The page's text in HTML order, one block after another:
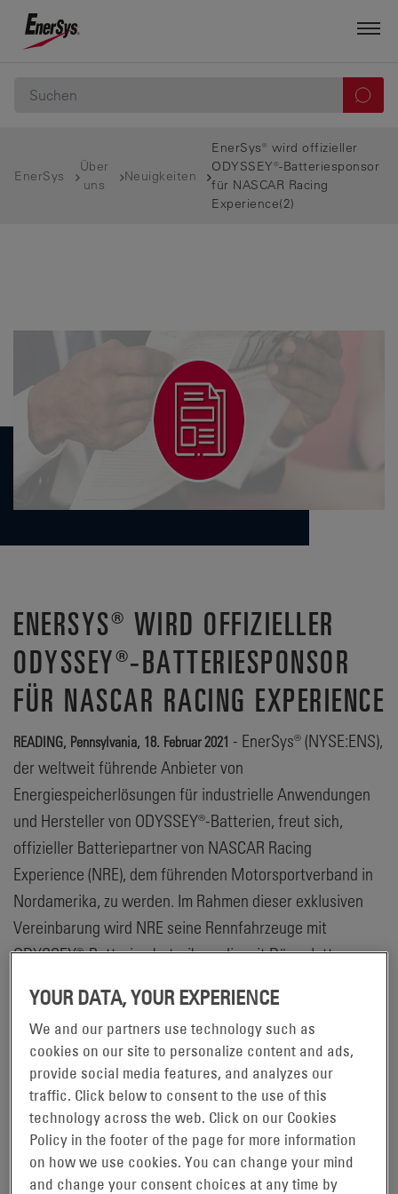
EnerSys
Über
uns
Neuigkeiten
EnerSys® wird offizieller
ODYSSEY®-Batteriesponsor
für NASCAR Racing
Experience(2)
ENERSYS® WIRD OFFIZIELLER
ODYSSEY®-BATTERIESPONSOR
FÜR NASCAR RACING EXPERIENCE
READING, Pennsylvania, 18. Februar 2021 - EnerSys® (NYSE:ENS),
der weltweit führende Anbieter von
Energiespeicherlösungen für industrielle Anwendungen
und Hersteller von ODYSSEY®-Batterien, freut sich,
offizieller Batteriepartner von NASCAR Racing
Experience (NRE), dem führenden Motorsportverband in
Nordamerika, zu werden. Im Rahmen dieser exklusiven
Vereinbarung wird NRE seine Rennfahrzeuge mit
ODYSSEY®-Batterien betreiben, die mit Dünnplatten-
wird eine nahezu wartungsfreie und langlebige
Stromversorgung bereitgestellt. Darüber hinaus wird ein
vollständig mit dem Schriftzug der ODYSSEY®-Batterien
versehener Rennwagen auf einer der bekanntesten
Rennstrecken des Landes, dem Charlotte Motor
Speedway (Concord, North Carolina), vor Ort sein. Er
steht dort Kunden während einer gestoppten NRE-
YOUR DATA, YOUR EXPERIENCE
We and our partners use technology such as
cookies on our site to personalize content and ads,
provide social media features, and analyzes our
traffic. Click below to consent to the use of this
technology across the web. Click on our Cookies
Policy in the footer of the page for more information
on how we use cookies. You can change your mind
and change your consent choices at any time by